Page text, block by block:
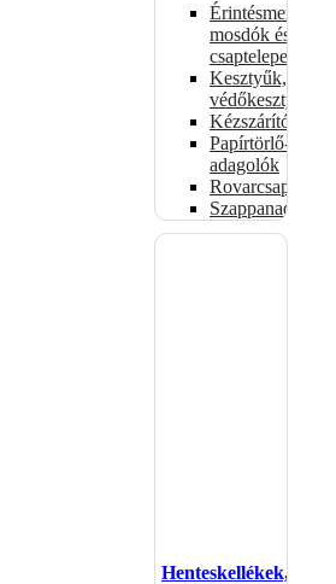
Érintésmentes
mosdók és
csaptelepek
Kesztyűk,
védőkesztyűk
Kézszárítók
Papírtörlő-
adagolók
Rovarcsapdák
Szappanadagolók
Henteskellékek,